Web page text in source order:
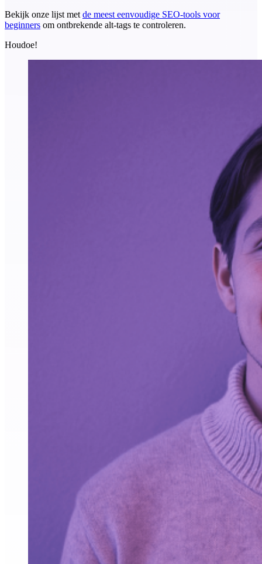
Bekijk onze lijst met de meest eenvoudige SEO-tools voor
beginners om ontbrekende alt-tags te controleren.
Houdoe!